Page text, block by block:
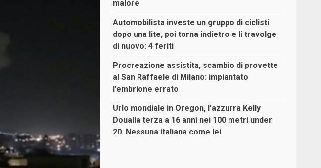
malore
Automobilista investe un gruppo di ciclisti
dopo una lite, poi torna indietro e li travolge
di nuovo: 4 feriti
Procreazione assistita, scambio di provette
al San Raffaele di Milano: impiantato
l’embrione errato
Urlo mondiale in Oregon, l’azzurra Kelly
Doualla terza a 16 anni nei 100 metri under
20. Nessuna italiana come lei